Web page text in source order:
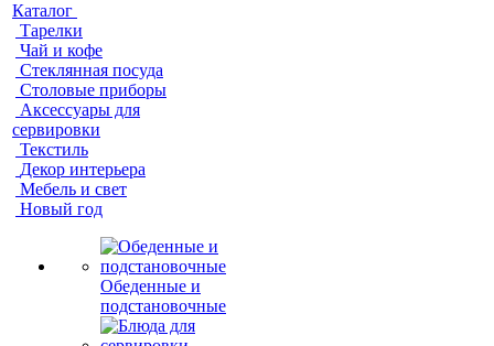
Каталог
Тарелки
Чай и кофе
Стеклянная посуда
Столовые приборы
Аксессуары для
сервировки
Текстиль
Декор интерьера
Мебель и свет
Новый год
Обеденные и
подстановочные